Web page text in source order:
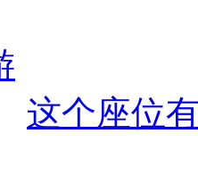
这个座位